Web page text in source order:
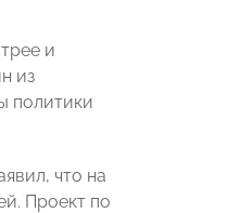
и
из
политики
что на
Проект по